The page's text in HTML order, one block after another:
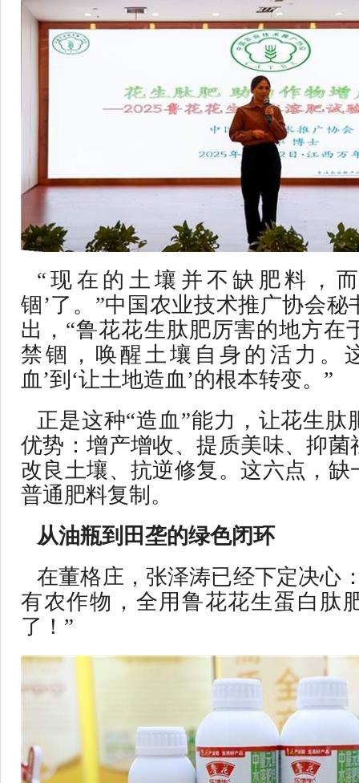
“现在的土壤并不缺肥料，
锢’了。”中国农业技术推广协会
出，“鲁花花生肽肥厉害的地方在
禁锢，唤醒土壤自身的活力。
血’到‘让土地造血’的根本转变。”
正是这种“造血”能力，让花生肽
优势：增产增收、提质美味、抑菌
改良土壤、抗逆修复。这六点，缺
普通肥料复制。
从油瓶到田垄的绿色闭环
在董格庄，张泽涛已经下定决心
有农作物，全用鲁花花生蛋白肽
了！”